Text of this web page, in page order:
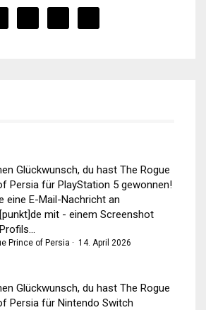
Glückwunsch, du hast The Rogue
Persia für PlayStation 5 gewonnen!
eine E-Mail-Nachricht an
mit - einem Screenshot
Prince of Persia · 14. April 2026
Glückwunsch, du hast The Rogue
Persia für Nintendo Switch